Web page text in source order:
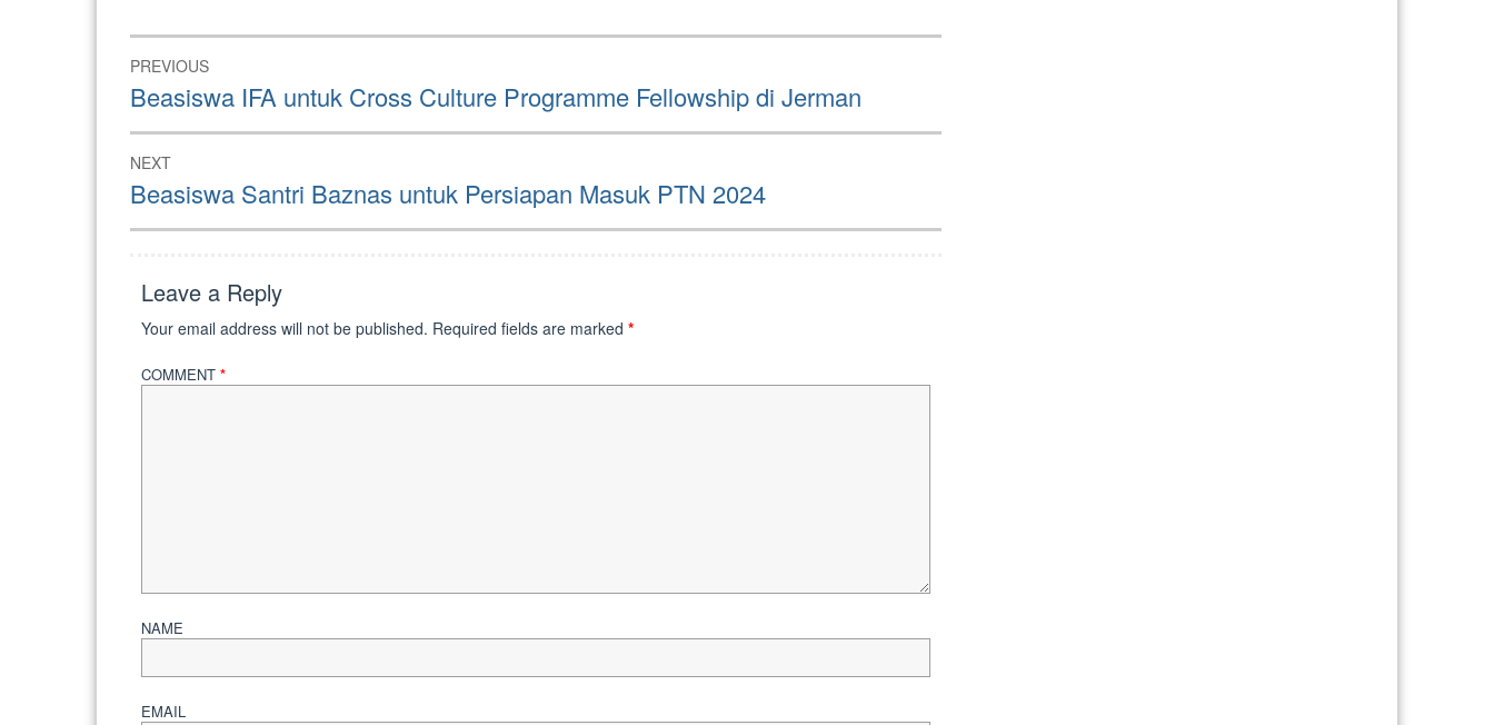
Post
navigation
PREVIOUS
Previous
post:
Beasiswa IFA untuk Cross Culture Programme Fellowship di Jerman
NEXT
Next
post:
Beasiswa Santri Baznas untuk Persiapan Masuk PTN 2024
Leave a Reply
Your email address will not be published. Required fields are marked *
COMMENT *
NAME
EMAIL